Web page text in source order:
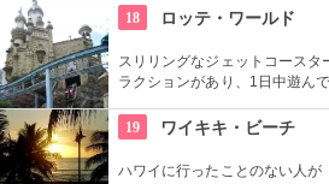
樹』がここにあります。実物を
18 ロッテ・ワールド
スリリングなジェットコースタ
ラクションがあり、1日中遊ん
た。夜はお城のライトアップも
そうです。
19 ワイキキ・ビーチ
ハワイに行ったことのない人